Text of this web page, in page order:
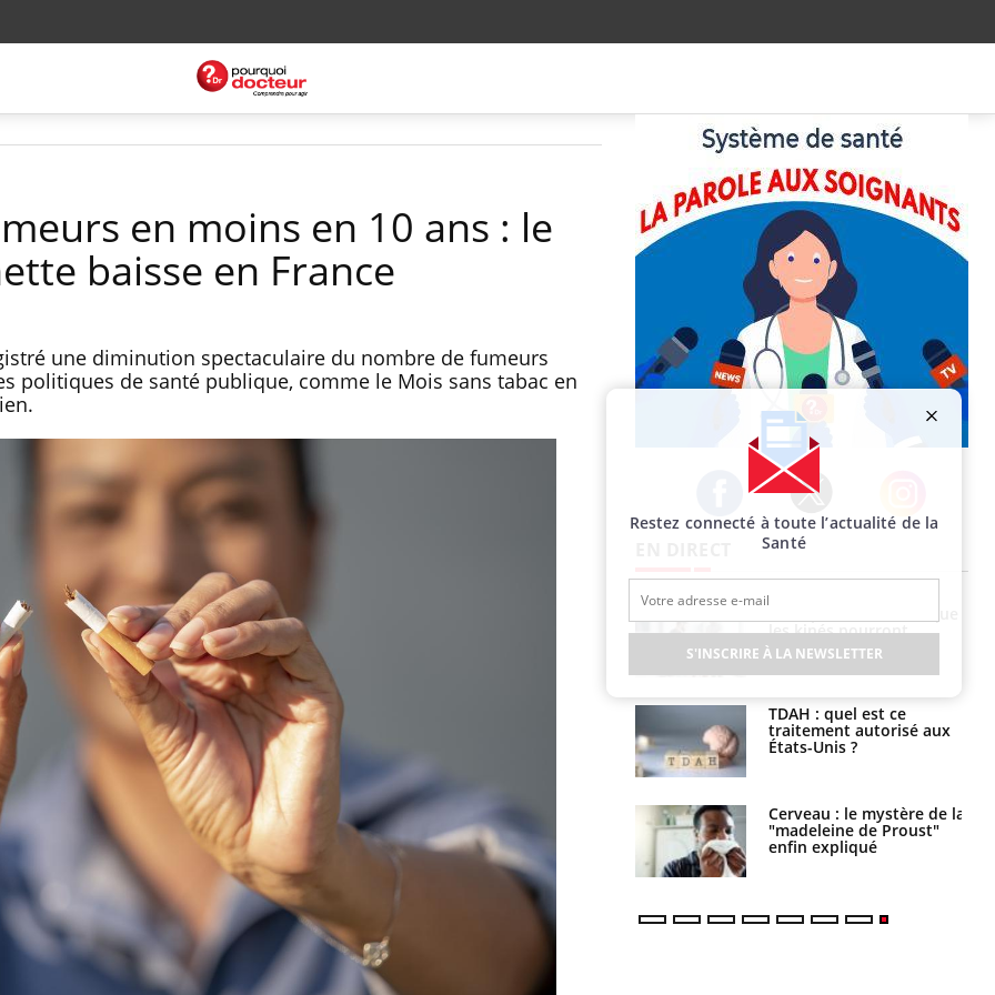
en moins en 10 ans : le
baisse en France
une diminution spectaculaire du nombre de fumeurs
politiques de santé publique, comme le Mois sans tabac en
Facebook Twitter Instagram
Le smartphone nuit-il à
l'apprentissage de la
lecture ?
Mordue par une tique en
vacances, elle reste dans
le coma pendant 42 jours
Mordue par un
barracuda, une petite fille
secourue grâce à un
réflexe essentiel
sommeil des enfants en
vacances ?
les kinés pourront
bientôt faire
TDAH : quel est ce
traitement autorisé aux
États-Unis ?
Cerveau : le mystère de la
"madeleine de Proust"
enfin expliqué
Restez connecté à toute l’actualité de la
Santé
S'INSCRIRE À LA NEWSLETTER